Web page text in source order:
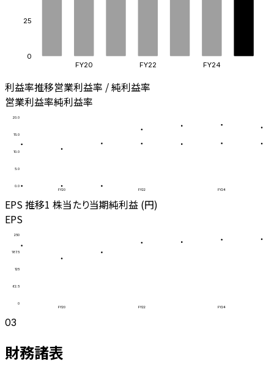
0
25
FY20 FY22 FY24
利益率推移営業利益率 / 純利益率
営業利益率純利益率
0.0
5.0
10.0
15.0
20.0
FY20 FY22 FY24
EPS 推移1 株当たり当期純利益 (円)
EPS
0
62.5
125
187.5
250
FY20 FY22 FY24
03
財務諸表